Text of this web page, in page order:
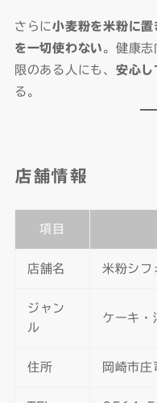
さらに小麦粉を米粉に置
を一切使わない 。健康志
限のある人にも、 安心し
る。
店舗情報
項目
店舗名 米粉シフ
ジャン
ル
ケーキ・
住所 岡崎市